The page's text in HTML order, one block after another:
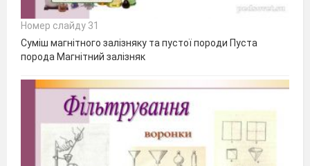
Номер слайду 31
Суміш магнітного залізняку та пустої породи Пуста
порода Магнітний залізняк